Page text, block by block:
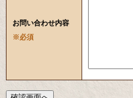
お問い合わせ内容
※必須